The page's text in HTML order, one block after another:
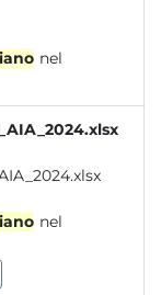
nel
nel